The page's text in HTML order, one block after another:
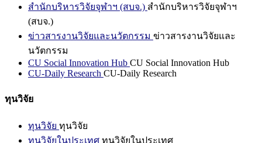
สำนักบริหารวิจัยจุฬาฯ (สบจ.) สำนักบริหารวิจัยจุฬาฯ
(สบจ.)
ข่าวสารงานวิจัยและนวัตกรรม ข่าวสารงานวิจัยและ
นวัตกรรม
CU Social Innovation Hub CU Social Innovation Hub
CU-Daily Research CU-Daily Research
ทุนวิจัย
ทุนวิจัย ทุนวิจัย
ทุนวิจัยในประเทศ ทุนวิจัยในประเทศ